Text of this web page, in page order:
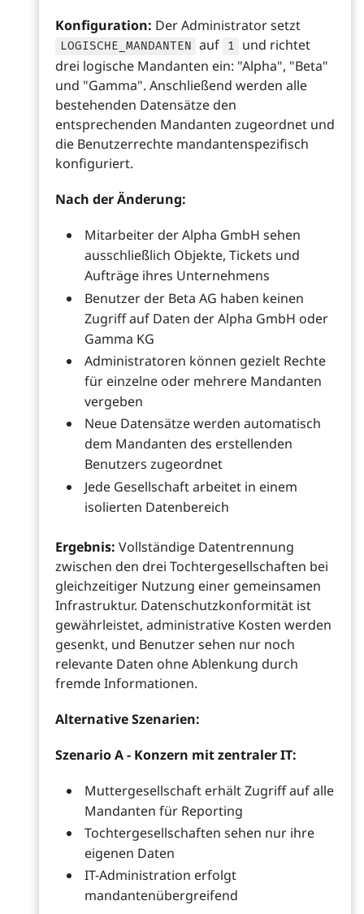
Konfiguration: Der Administrator setzt
LOGISCHE_MANDANTEN auf 1
und richtet
drei logische Mandanten ein: "Alpha", "Beta"
und "Gamma". Anschließend werden alle
bestehenden Datensätze den
entsprechenden Mandanten zugeordnet und
die Benutzerrechte mandantenspezifisch
konfiguriert.
Nach der Änderung:
Mitarbeiter der Alpha GmbH sehen
ausschließlich Objekte, Tickets und
Aufträge ihres Unternehmens
Benutzer der Beta AG haben keinen
Zugriff auf Daten der Alpha GmbH oder
Gamma KG
Administratoren können gezielt Rechte
für einzelne oder mehrere Mandanten
vergeben
Neue Datensätze werden automatisch
dem Mandanten des erstellenden
Benutzers zugeordnet
Jede Gesellschaft arbeitet in einem
isolierten Datenbereich
Ergebnis: Vollständige Datentrennung
zwischen den drei Tochtergesellschaften bei
gleichzeitiger Nutzung einer gemeinsamen
Infrastruktur. Datenschutzkonformität ist
gewährleistet, administrative Kosten werden
gesenkt, und Benutzer sehen nur noch
relevante Daten ohne Ablenkung durch
fremde Informationen.
Alternative Szenarien:
Szenario A - Konzern mit zentraler IT:
Muttergesellschaft erhält Zugriff auf alle
Mandanten für Reporting
Tochtergesellschaften sehen nur ihre
eigenen Daten
IT-Administration erfolgt
mandantenübergreifend